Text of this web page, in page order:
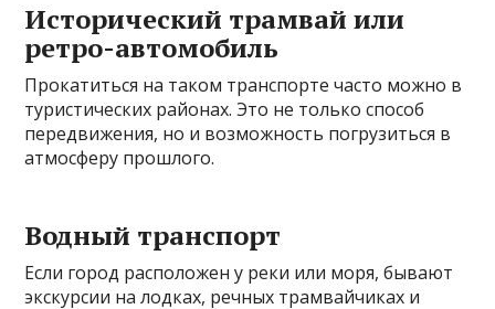
Исторический трамвай или
ретро-автомобиль
Прокатиться на таком транспорте часто можно в
туристических районах. Это не только способ
передвижения, но и возможность погрузиться в
атмосферу прошлого.
Водный транспорт
Если город расположен у реки или моря, бывают
экскурсии на лодках, речных трамвайчиках и